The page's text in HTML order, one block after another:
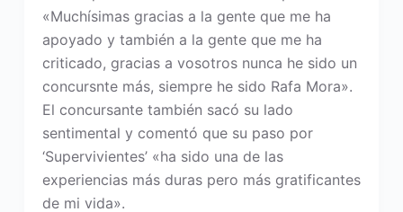
«Muchísimas gracias a la gente que me ha
apoyado y también a la gente que me ha
criticado, gracias a vosotros nunca he sido un
concursnte más, siempre he sido Rafa Mora».
El concursante también sacó su lado
sentimental y comentó que su paso por
‘Supervivientes’ «ha sido una de las
experiencias más duras pero más gratificantes
de mi vida».